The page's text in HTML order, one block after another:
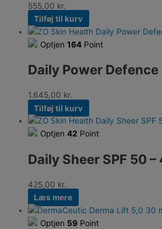
555,00 kr.
Tilføj til kurv
Optjen 164 Point
Daily Power Defence
1.645,00 kr.
Tilføj til kurv
Optjen 42 Point
Daily Sheer SPF 50 –
425,00 kr.
Læs mere
Optjen 59 Point